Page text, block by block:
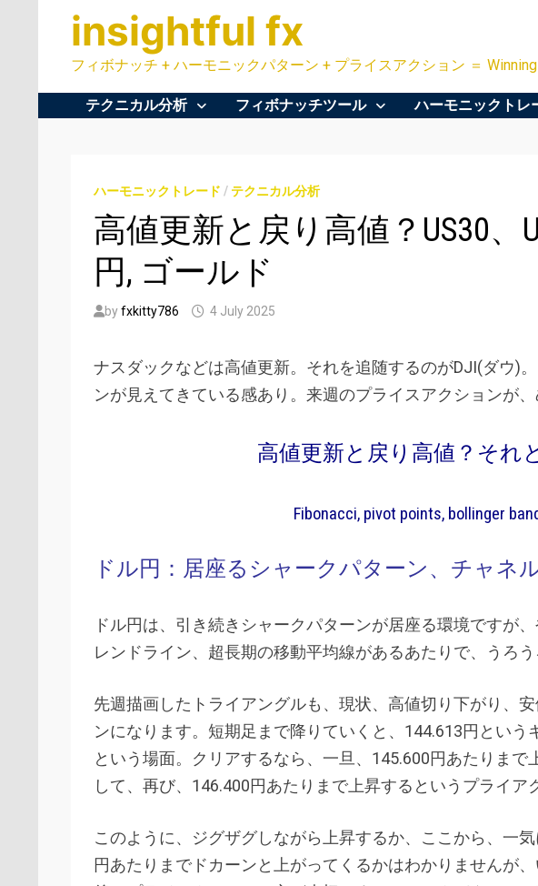
content
insightful fx
フィボナッチ + ハーモニックパターン + プライスアクション ＝
テクニカル分析 フィボナッチツール ハーモニックトレ
ハーモニックトレード / テクニカル分析
高値更新と戻り高値？US30、
円, ゴールド
byfxkitty786 4 July 2025
ナスダックなどは高値更新。それを追随するのがDJI(ダウ)
ンが見えてきている感あり。来週のプライスアクションが、
高値更新と戻り高値？それ
Fibonacci, pivot points, bollinger
ドル円：居座るシャークパターン、チャネ
ドル円は、引き続きシャークパターンが居座る環境ですが
レンドライン、超長期の移動平均線があるあたりで、うろう
先週描画したトライアングルも、現状、高値切り下がり、
ンになります。短期足まで降りていくと、144.613円という
という場面。クリアするなら、一旦、145.600円あたりまで
して、再び、146.400円あたりまで上昇するというプライア
このように、ジグザグしながら上昇するか、ここから、一
円あたりまでドカーンと上がってくるかはわかりませんが